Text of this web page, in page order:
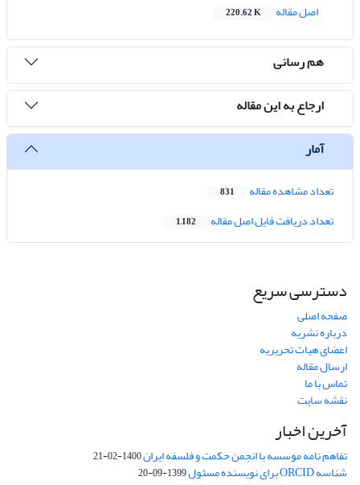
اصل مقاله
220.62 K
هم رسانی
ارجاع به این مقاله
آمار
تعداد مشاهده مقاله 831
تعداد دریافت فایل اصل مقاله 1,182
دسترسی سریع
صفحه اصلی
درباره نشریه
اعضای هیات تحریریه
ارسال مقاله
تماس با ما
نقشه سایت
آخرین اخبار
تفاهم نامه موسسه با انجمن حکمت و فلسفه ایران1400-02-21
شناسه ORCID برای نویسنده مسئول 1399-09-20